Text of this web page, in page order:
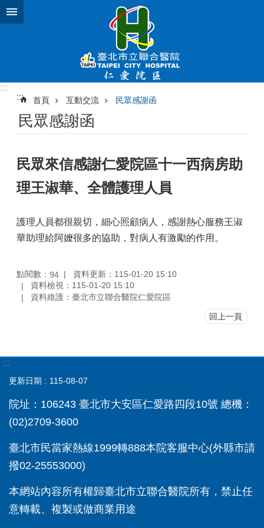
跳到主要內容區塊
:::
:::
首頁 互動交流 民眾感謝函
民眾感謝函
民眾來信感謝仁愛院區十一西病房助
理王淑華、全體護理人員
護理人員都很親切，細心照顧病人，感謝熱心服務王淑
華助理給阿嬤很多的協助，對病人有激勵的作用。
點閱數： 94
資料更新：115-01-20 15:10
資料檢視：115-01-20 15:10
資料維護：臺北市立聯合醫院仁愛院區
回上一頁
:::
更新日期 115-08-07
院址：106243 臺北市大安區仁愛路四段10號 總機：
(02)2709-3600
臺北市民當家熱線1999轉888本院客服中心(外縣市請
撥02-25553000)
本網站內容所有權歸臺北市立聯合醫院所有，禁止任
意轉載、複製或做商業用途